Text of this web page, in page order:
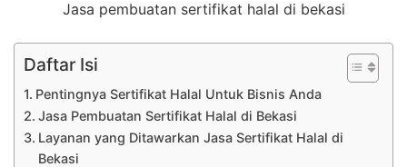
Jasa pembuatan sertifikat halal di bekasi
Daftar Isi
Pentingnya Sertifikat Halal Untuk Bisnis Anda
Jasa Pembuatan Sertifikat Halal di Bekasi
Layanan yang Ditawarkan Jasa Sertifikat Halal di
Bekasi